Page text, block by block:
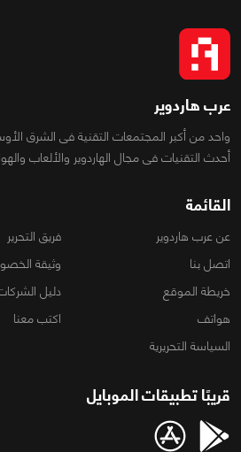
عرب هاردوير
واحد من أكبر المجتمعات التقنية فى الشرق
أحدث التقنيات فى مجال الهاردوير والألعاب
القائمة
عن عرب هاردوير
فريق التحرير
اتصل بنا
وثيقة
خريطة الموقع
دليل
هواتف
اكتب معنا
السياسة التحريرية
قريبًا تطبيقات الموبايل